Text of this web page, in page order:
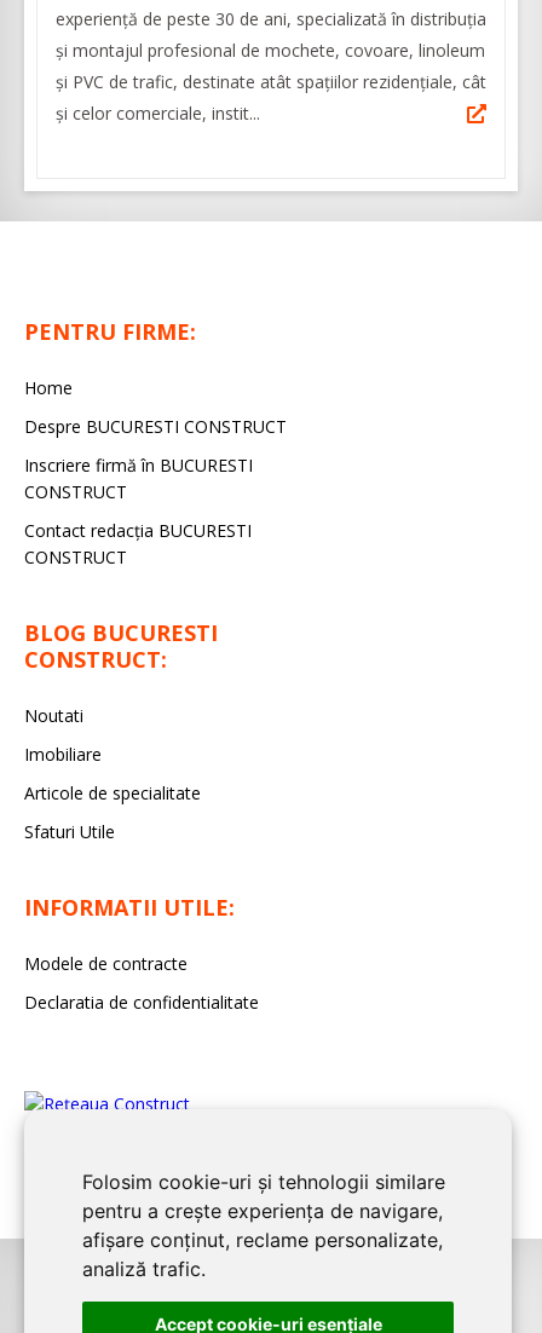
Folosim cookie-uri și tehnologii similare
pentru a crește experiența de navigare,
afișare conținut, reclame personalizate,
analiză trafic.
Accept cookie-uri esenţiale
experiență de peste 30 de ani, specializată în distribuția
și montajul profesional de mochete, covoare, linoleum
și PVC de trafic, destinate atât spațiilor rezidențiale, cât
și celor comerciale, instit...
PENTRU FIRME:
Home
Despre BUCURESTI CONSTRUCT
Inscriere firmă în BUCURESTI
CONSTRUCT
Contact redacţia BUCURESTI
CONSTRUCT
BLOG BUCURESTI
CONSTRUCT:
Noutati
Imobiliare
Articole de specialitate
Sfaturi Utile
INFORMATII UTILE:
Modele de contracte
Declaratia de confidentialitate
BUCURESTI CONSTRUCTeste un serviciu de promovare online